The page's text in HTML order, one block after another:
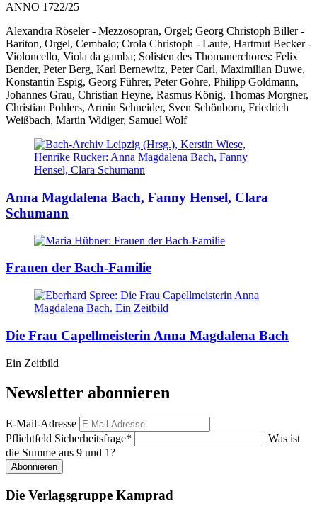
ANNO 1722/25
Alexandra Röseler - Mezzosopran, Orgel; Georg Christoph Biller -
Bariton, Orgel, Cembalo; Crola Christoph - Laute, Hartmut Becker -
Violoncello, Viola da gamba; Solisten des Thomanerchores: Felix
Bender, Peter Berg, Karl Bernewitz, Peter Carl, Maximilian Duwe,
Konstantin Espig, Georg Führer, Peter Göhre, Philipp Goldmann,
Johannes Grau, Christian Heyne, Rasmus König, Thomas Morgner,
Christian Pohlers, Armin Schneider, Sven Schönborn, Friedrich
Weißbach, Martin Widiger, Samuel Wolf
Anna Magdalena Bach, Fanny Hensel, Clara
Schumann
Frauen der Bach-Familie
Die Frau Capellmeisterin Anna Magdalena Bach
Ein Zeitbild
Newsletter abonnieren
E-Mail-Adresse
Pflichtfeld Sicherheitsfrage*
Was ist
die Summe aus 9 und 1?
Abonnieren
Die Verlagsgruppe Kamprad